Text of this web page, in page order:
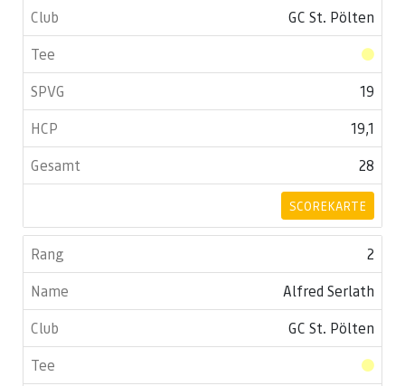
GC St. Pölten
19
19,1
28
SCOREKARTE
2
Alfred Serlath
GC St. Pölten